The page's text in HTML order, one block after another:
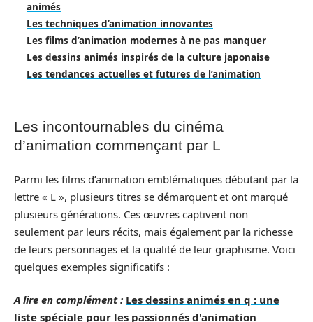
animés
Les techniques d’animation innovantes
Les films d’animation modernes à ne pas manquer
Les dessins animés inspirés de la culture japonaise
Les tendances actuelles et futures de l’animation
Les incontournables du cinéma
d’animation commençant par L
Parmi les films d’animation emblématiques débutant par la
lettre « L », plusieurs titres se démarquent et ont marqué
plusieurs générations. Ces œuvres captivent non
seulement par leurs récits, mais également par la richesse
de leurs personnages et la qualité de leur graphisme. Voici
quelques exemples significatifs :
A lire en complément : Les dessins animés en q : une
liste spéciale pour les passionnés d'animation